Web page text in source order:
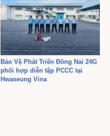
Bảo Vệ Phát Triển Đồng Nai 24G
phối hợp diễn tập PCCC tại
Hwaseung Vina